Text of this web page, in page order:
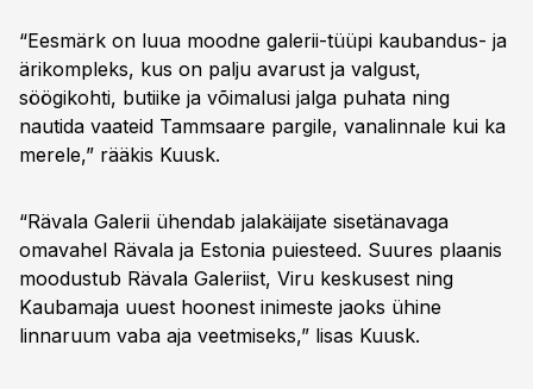
“Eesmärk on luua moodne galerii-tüüpi kaubandus- ja
ärikompleks, kus on palju avarust ja valgust,
söögikohti, butiike ja võimalusi jalga puhata ning
nautida vaateid Tammsaare pargile, vanalinnale kui ka
merele,” rääkis Kuusk.
“Rävala Galerii ühendab jalakäijate sisetänavaga
omavahel Rävala ja Estonia puiesteed. Suures plaanis
moodustub Rävala Galeriist, Viru keskusest ning
Kaubamaja uuest hoonest inimeste jaoks ühine
linnaruum vaba aja veetmiseks,” lisas Kuusk.